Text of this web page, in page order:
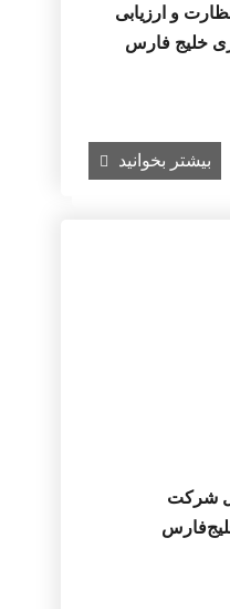
و ارزیابی
خلیج فارس
بیشتر بخوانید
شرکت